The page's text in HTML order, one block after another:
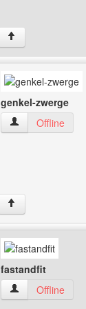
↑
genkel-zwerge
genkel-zwerge
Offline
↑
fastandfit
fastandfitOffline